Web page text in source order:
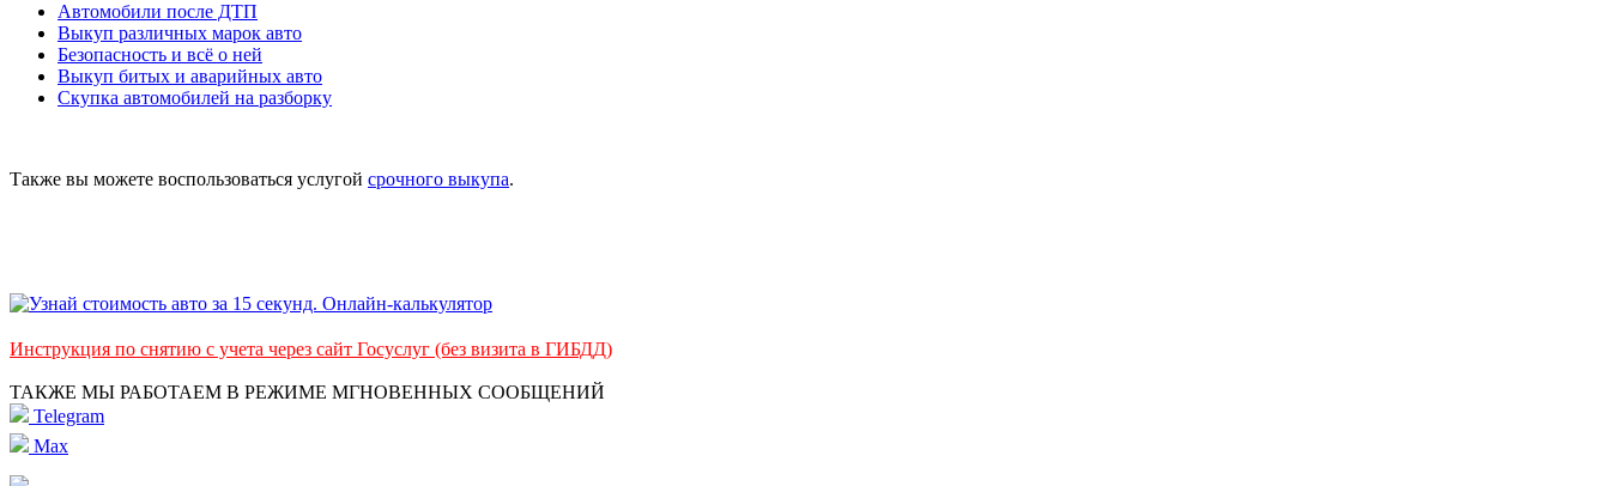
Автомобили после ДТП
Выкуп различных марок авто
Безопасность и всё о ней
Выкуп битых и аварийных авто
Скупка автомобилей на разборку
Также вы можете воспользоваться услугой срочного выкупа.
Инструкция по снятию с учета через сайт Госуслуг (без визита в ГИБДД)
ТАКЖЕ МЫ РАБОТАЕМ В РЕЖИМЕ МГНОВЕННЫХ СООБЩЕНИЙ
Telegram
Max